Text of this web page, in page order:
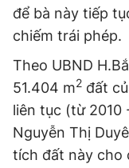
để bà này tiếp
chiếm trái phép.
Theo UBND
51.404 m2 đất
liên tục (từ 2010
Nguyễn Thị
tích đất này cho